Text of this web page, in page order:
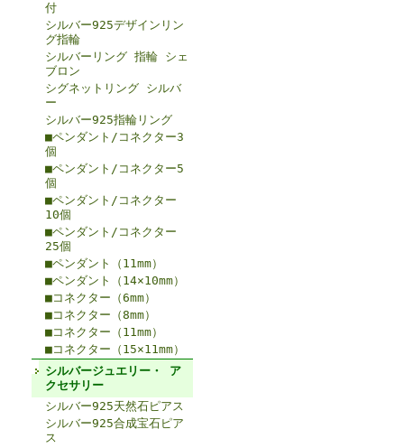
付
シルバー925デザインリン
グ指輪
シルバーリング 指輪 シェ
ブロン
シグネットリング シルバ
ー
シルバー925指輪リング
■ペンダント/コネクター3
個
■ペンダント/コネクター5
個
■ペンダント/コネクター
10個
■ペンダント/コネクター
25個
■ペンダント（11mm）
■ペンダント（14×10mm）
■コネクター（6mm）
■コネクター（8mm）
■コネクター（11mm）
■コネクター（15×11mm）
シルバージュエリー・ ア
クセサリー
シルバー925天然石ピアス
シルバー925合成宝石ピア
ス